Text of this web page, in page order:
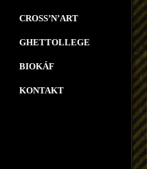
CROSS’N’ART
GHETTOLLEGE
BIOKÁF
KONTAKT